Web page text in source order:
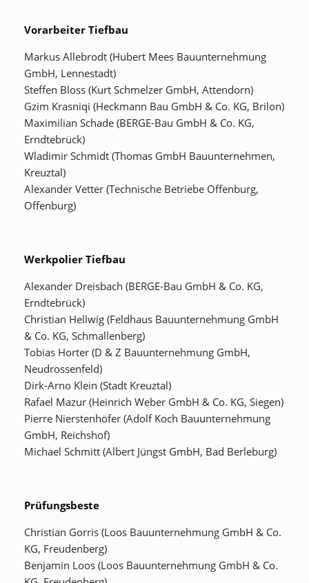
Vorarbeiter Tiefbau
Markus Allebrodt (Hubert Mees Bauunternehmung
GmbH, Lennestadt)
Steffen Bloss (Kurt Schmelzer GmbH, Attendorn)
Gzim Krasniqi (Heckmann Bau GmbH & Co. KG, Brilon)
Maximilian Schade (BERGE-Bau GmbH & Co. KG,
Erndtebrück)
Wladimir Schmidt (Thomas GmbH Bauunternehmen,
Kreuztal)
Alexander Vetter (Technische Betriebe Offenburg,
Offenburg)
Werkpolier Tiefbau
Alexander Dreisbach (BERGE-Bau GmbH & Co. KG,
Erndtebrück)
Christian Hellwig (Feldhaus Bauunternehmung GmbH
& Co. KG, Schmallenberg)
Tobias Horter (D & Z Bauunternehmung GmbH,
Neudrossenfeld)
Dirk-Arno Klein (Stadt Kreuztal)
Rafael Mazur (Heinrich Weber GmbH & Co. KG, Siegen)
Pierre Nierstenhöfer (Adolf Koch Bauunternehmung
GmbH, Reichshof)
Michael Schmitt (Albert Jüngst GmbH, Bad Berleburg)
Prüfungsbeste
Christian Gorris (Loos Bauunternehmung GmbH & Co.
KG, Freudenberg)
Benjamin Loos (Loos Bauunternehmung GmbH & Co.